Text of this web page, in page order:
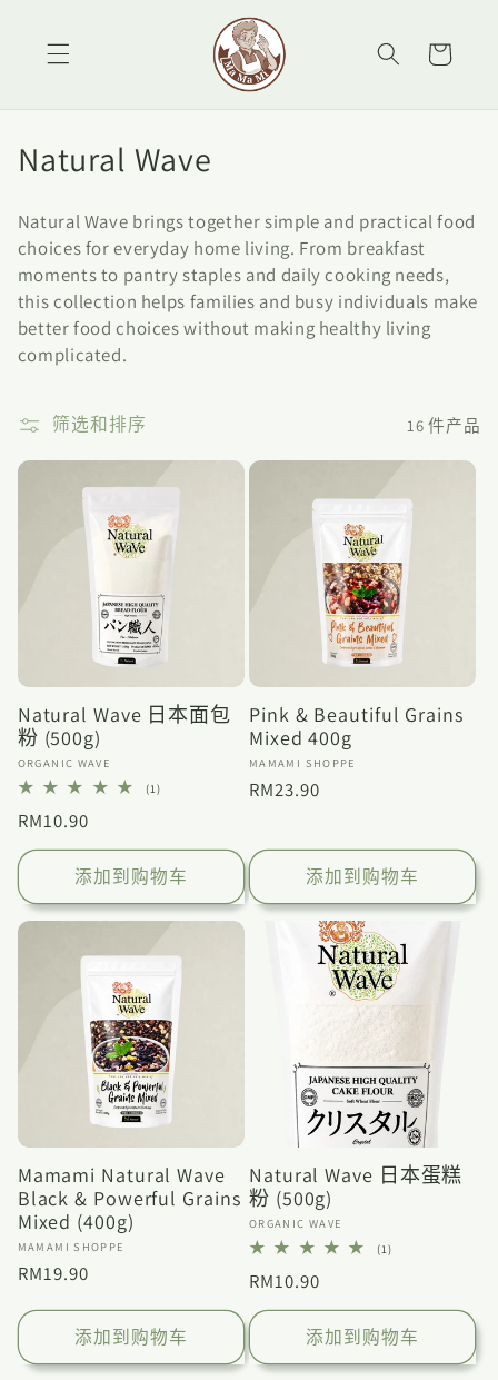
物
收
:
Natural Wave
Natural Wave brings together simple and practical food
choices for everyday home living. From breakfast
moments to pantry staples and daily cooking needs,
this collection helps families and busy individuals make
better food choices without making healthy living
complicated.
筛选和排序 16 件产品
Natural Wave 日本面包
粉 (500g)
厂
商：
ORGANIC WAVE
(1)1
数
常
规
价
格
RM10.90
添加到购物车
Pink & Beautiful Grains
Mixed 400g
厂
商：
MAMAMI SHOPPE
常
价
格
RM23.90
添加到购物车
Mamami Natural Wave
Black & Powerful Grains
Mixed (400g)
厂
商：
MAMAMI SHOPPE
常
价
格
RM19.90
添加到购物车
Natural Wave 日本蛋糕
粉 (500g)
厂
商：
ORGANIC WAVE
(1)1
数
常
规
价
格
RM10.90
添加到购物车